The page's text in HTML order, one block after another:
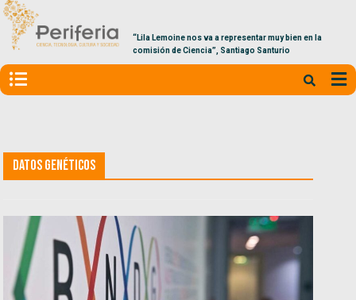
“Lila Lemoine nos va a representar muy bien en la
comisión de Ciencia”, Santiago Santurio
Datos Genéticos